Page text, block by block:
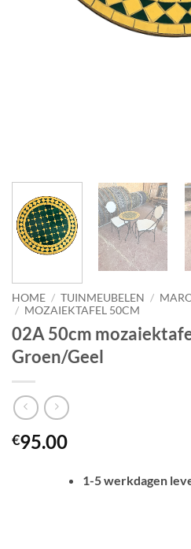
HOME / TUINMEUBELEN /
/ MOZAIEKTAFEL 50CM
02A 50cm
Groen/Geel
€95.00
1-5 werkdagen